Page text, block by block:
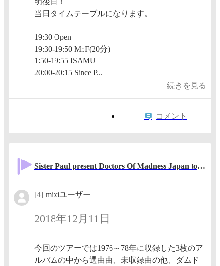
当日タイムテーブルになります。
19:30 Open
19:30‐19:50 Mr.F(20分)
1:50‐19:55 ISAMU
20:00‐20:15 Since P...
続きを見る
コメント
Sister Paul present Doctors Of Madness Japan tour in Nagoya
[4] mixiユーザー
2018年12月11日
今回のツアーでは1976～78年に収録した3枚のア
ルバムの中から選曲曲、未収録曲の他、ダムド